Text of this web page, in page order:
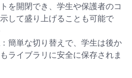
を開閉でき、学生や保護者のコ
して盛り上げることも可能で
：簡単な切り替えで、学生は後か
ライブラリに安全に保存されま